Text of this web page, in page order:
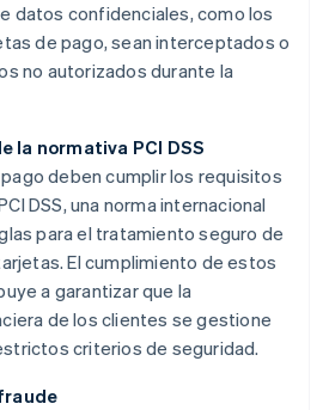
datos confidenciales, como los
de pago, sean interceptados o
no autorizados durante la
la normativa PCI DSS
deben cumplir los requisitos
DSS, una norma internacional
para el tratamiento seguro de
El cumplimiento de estos
a garantizar que la
de los clientes se gestione
criterios de seguridad.